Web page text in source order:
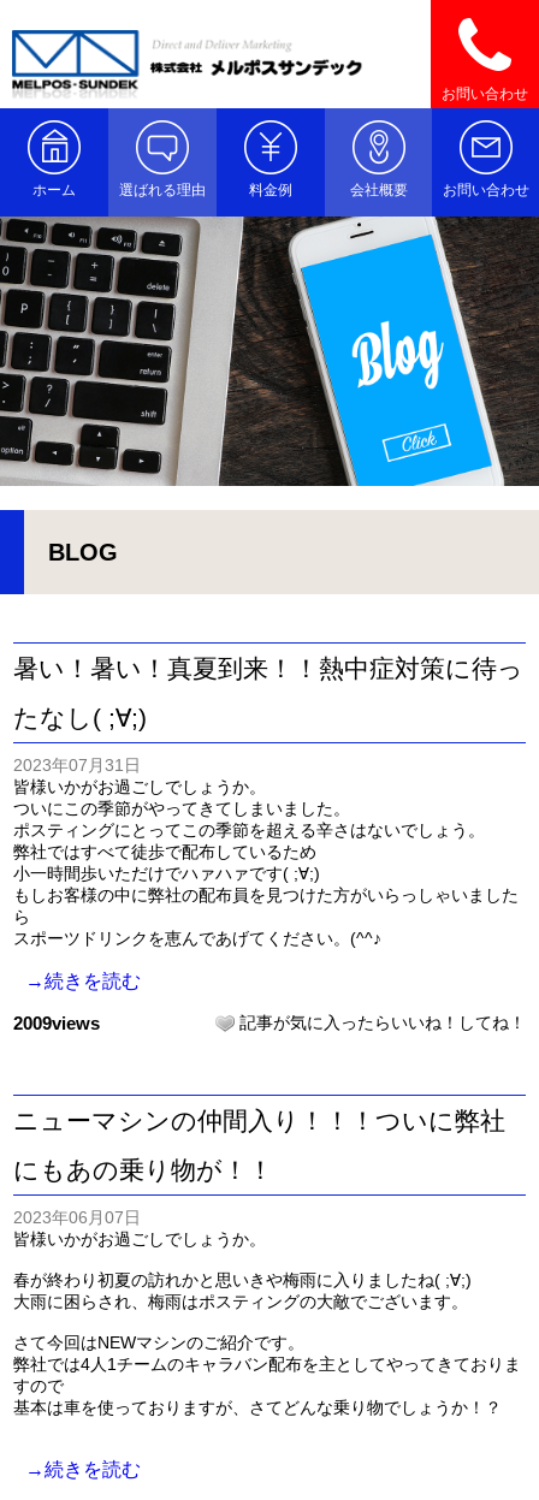
お問い合わせ
ホーム 選ばれる理由 料金例 会社概要 お問い合わせ
BLOG
暑い！暑い！真夏到来！！熱中症対策に待っ
たなし( ;∀;)
2023年07月31日
皆様いかがお過ごしでしょうか。
ついにこの季節がやってきてしまいました。
ポスティングにとってこの季節を超える辛さはないでしょう。
弊社ではすべて徒歩で配布しているため
小一時間歩いただけでハァハァです( ;∀;)
もしお客様の中に弊社の配布員を見つけた方がいらっしゃいました
ら
スポーツドリンクを恵んであげてください。(^^♪
→続きを読む
2009views 記事が気に入ったらいいね！してね！
ニューマシンの仲間入り！！！ついに弊社
にもあの乗り物が！！
2023年06月07日
皆様いかがお過ごしでしょうか。
春が終わり初夏の訪れかと思いきや梅雨に入りましたね( ;∀;)
大雨に困らされ、梅雨はポスティングの大敵でございます。
さて今回はNEWマシンのご紹介です。
弊社では4人1チームのキャラバン配布を主としてやってきておりま
すので
基本は車を使っておりますが、さてどんな乗り物でしょうか！？
→続きを読む